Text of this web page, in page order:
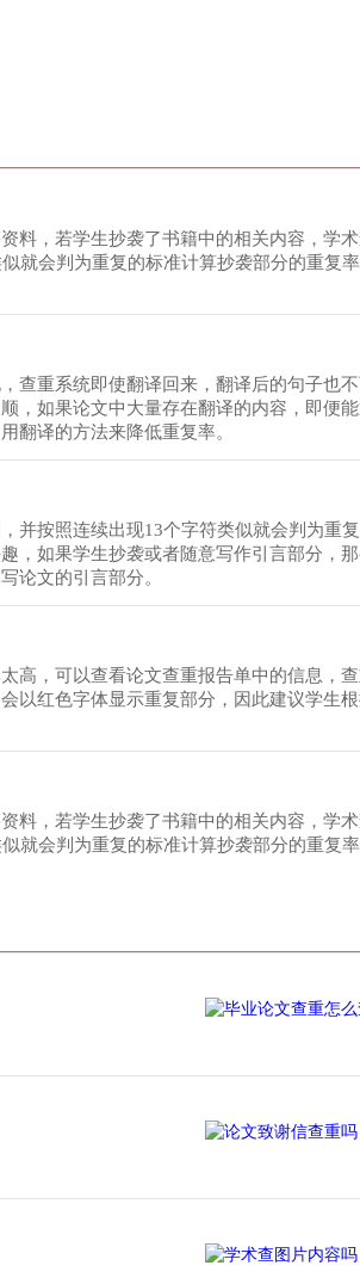
料，若学生抄袭了书籍中的相关内容，学
就会判为重复的标准计算抄袭部分的重复
查重系统即使翻译回来，翻译后的句子也
，如果论文中大量存在翻译的内容，即便
翻译的方法来降低重复率。
并按照连续出现13个字符类似就会判为重
，如果学生抄袭或者随意写作引言部分，
论文的引言部分。
高，可以查看论文查重报告单中的信息，
以红色字体显示重复部分，因此建议学生
料，若学生抄袭了书籍中的相关内容，学
就会判为重复的标准计算抄袭部分的重复